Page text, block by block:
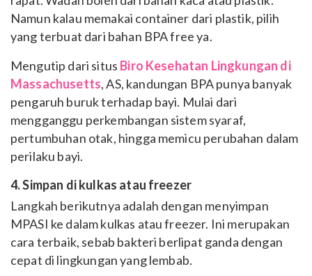
Namun kalau memakai container dari plastik, pilih
yang terbuat dari bahan BPA free ya.
Mengutip dari situs Biro Kesehatan Lingkungan di
Massachusetts, AS, kandungan BPA punya banyak
pengaruh buruk terhadap bayi. Mulai dari
mengganggu perkembangan sistem syaraf,
pertumbuhan otak, hingga memicu perubahan dalam
perilaku bayi.
4. Simpan di kulkas atau freezer
Langkah berikutnya adalah dengan menyimpan
MPASI ke dalam kulkas atau freezer. Ini merupakan
cara terbaik, sebab bakteri berlipat ganda dengan
cepat di lingkungan yang lembab.